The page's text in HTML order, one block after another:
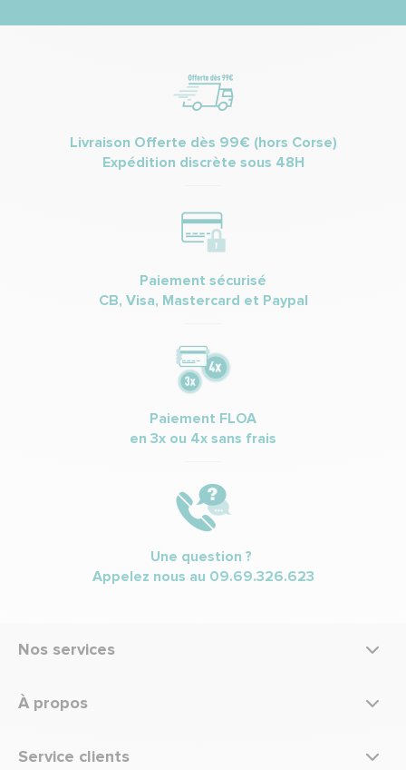
Livraison Offerte dès 99€ (hors Corse)
Expédition discrète sous 48H
Paiement sécurisé
CB, Visa, Mastercard et Paypal
Paiement FLOA
en 3x ou 4x sans frais
Une question ?
Appelez nous au 09.69.326.623
Nos services
À propos
Service clients